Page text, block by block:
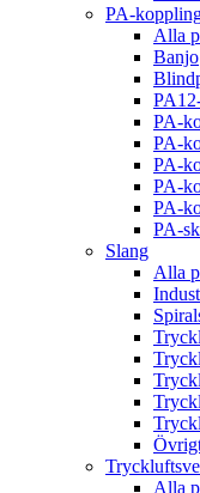
PA-
Alla
Banjo
PA-
PA-
PA-
PA-
PA-
PA-
Slang
Alla
Alla